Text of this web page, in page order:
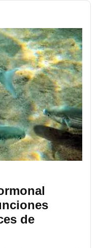
de